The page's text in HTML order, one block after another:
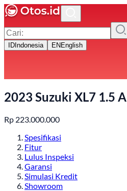
ID Indonesia EN English
2023 Suzuki XL7 1.5
Rp 223.000.000
Spesifikasi
Fitur
Lulus Inspeksi
Garansi
Simulasi Kredit
Showroom